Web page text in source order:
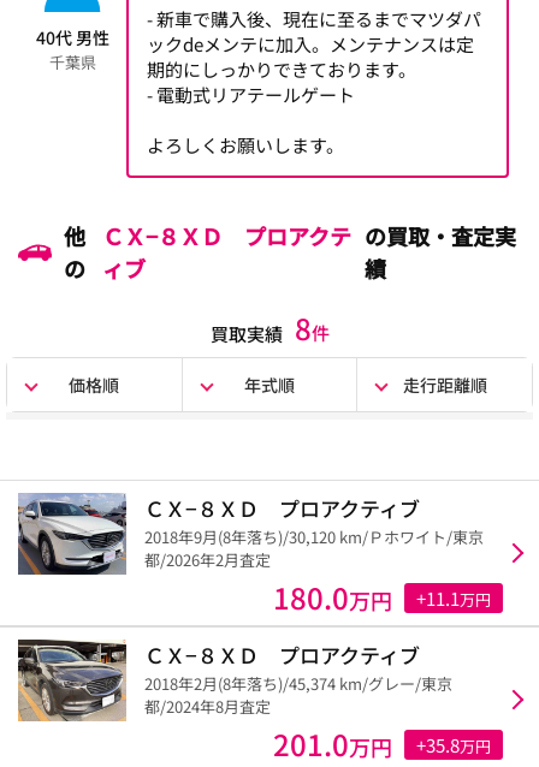
40代 男性
千葉県
- 新車で購入後、現在に至るまでマツダパ
ックdeメンテに加入。メンテナンスは定
期的にしっかりできております。
- 電動式リアテールゲート
よろしくお願いします。
他
の
ＣＸ−８ＸＤ プロアクテ
ィブ
の買取・査定実
績
買取実績 8件
価格順 年式順 走行距離順
ＣＸ−８ＸＤ プロアクティブ
2018年9月(8年落ち)/30,120 km/Ｐホワイト/東京
都/2026年2月査定
180.0万円 +11.1万円
ＣＸ−８ＸＤ プロアクティブ
2018年2月(8年落ち)/45,374 km/グレー/東京
都/2024年8月査定
201.0万円 +35.8万円